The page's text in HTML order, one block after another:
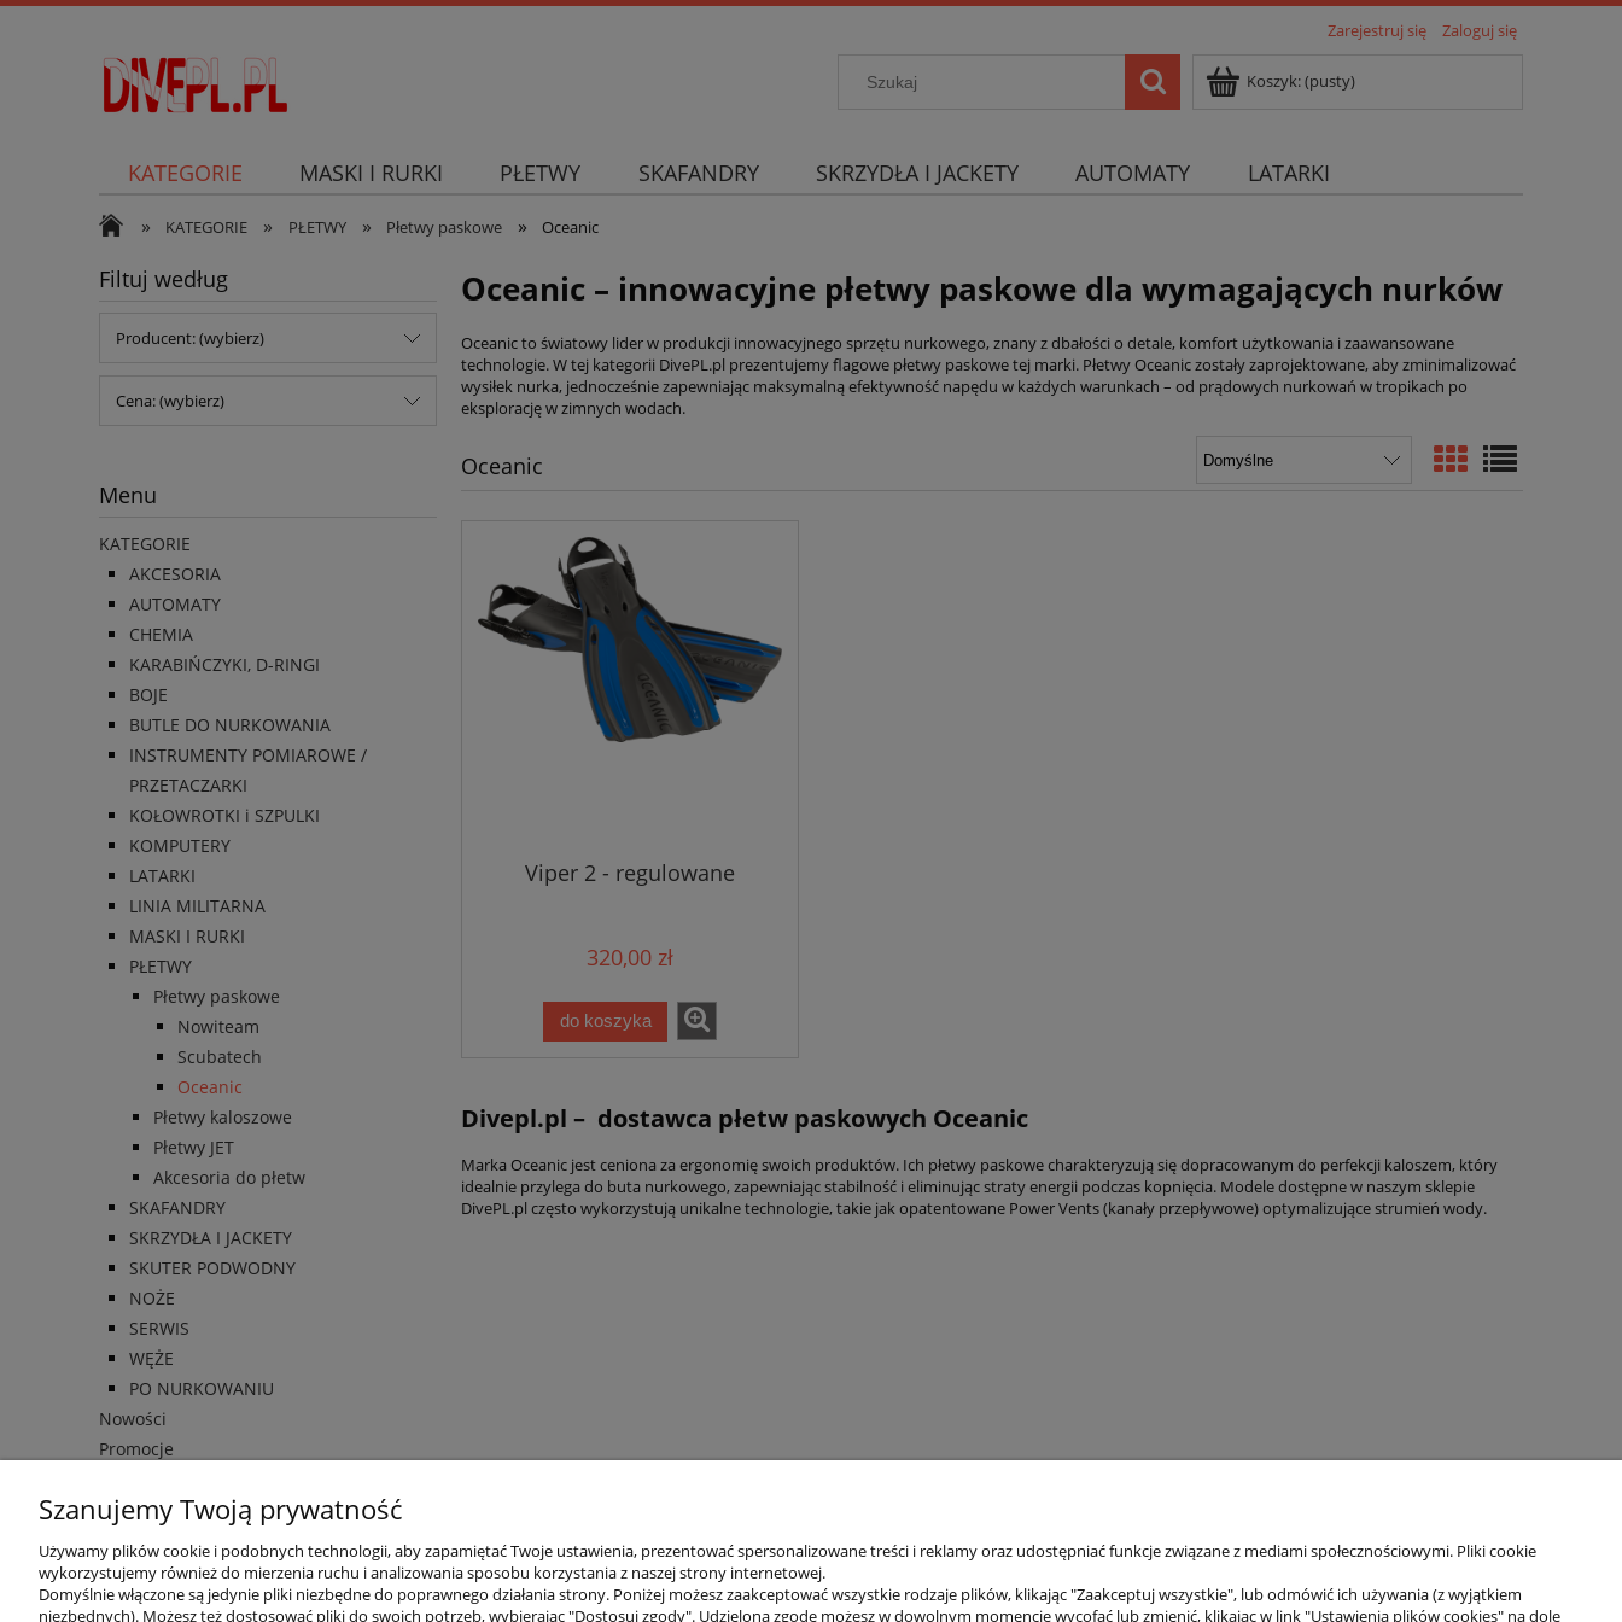
Zarejestruj się Zaloguj się
Koszyk:(pusty)
KATEGORIE MASKI I RURKI PŁETWY SKAFANDRY SKRZYDŁA I JACKETY AUTOMATY
LATARKI
SKUTER PODWODNY
» KATEGORIE » PŁETWY » Płetwy paskowe » Oceanic
Filtuj według
Producent: (wybierz)
Cena: (wybierz)
Menu
KATEGORIE
AKCESORIA
AUTOMATY
CHEMIA
KARABIŃCZYKI, D-RINGI
BOJE
BUTLE DO NURKOWANIA
INSTRUMENTY POMIAROWE /
PRZETACZARKI
KOŁOWROTKI i SZPULKI
KOMPUTERY
LATARKI
LINIA MILITARNA
MASKI I RURKI
PŁETWY
Płetwy paskowe
Nowiteam
Scubatech
Oceanic
Płetwy kaloszowe
Płetwy JET
Akcesoria do płetw
SKAFANDRY
SKRZYDŁA I JACKETY
SKUTER PODWODNY
NOŻE
SERWIS
WĘŻE
PO NURKOWANIU
Nowości
Promocje
Oceanic – innowacyjne płetwy paskowe dla wymagających nurków
Oceanic to światowy lider w produkcji innowacyjnego sprzętu nurkowego, znany z dbałości o detale, komfort użytkowania i zaawansowane
technologie. W tej kategorii DivePL.pl prezentujemy flagowe płetwy paskowe tej marki. Płetwy Oceanic zostały zaprojektowane, aby zminimalizować
wysiłek nurka, jednocześnie zapewniając maksymalną efektywność napędu w każdych warunkach – od prądowych nurkowań w tropikach po
eksplorację w zimnych wodach.
Oceanic
Viper 2 - regulowane
320,00 zł
do koszyka
Divepl.pl – dostawca płetw paskowych Oceanic
Marka Oceanic jest ceniona za ergonomię swoich produktów. Ich płetwy paskowe charakteryzują się dopracowanym do perfekcji kaloszem, który
idealnie przylega do buta nurkowego, zapewniając stabilność i eliminując straty energii podczas kopnięcia. Modele dostępne w naszym sklepie
DivePL.pl często wykorzystują unikalne technologie, takie jak opatentowane Power Vents (kanały przepływowe) optymalizujące strumień wody.
Szanujemy Twoją prywatność
Używamy plików cookie i podobnych technologii, aby zapamiętać Twoje ustawienia, prezentować spersonalizowane treści i reklamy oraz udostępniać funkcje związane z mediami społecznościowymi. Pliki cookie
wykorzystujemy również do mierzenia ruchu i analizowania sposobu korzystania z naszej strony internetowej.
Domyślnie włączone są jedynie pliki niezbędne do poprawnego działania strony. Poniżej możesz zaakceptować wszystkie rodzaje plików, klikając "Zaakceptuj wszystkie", lub odmówić ich używania (z wyjątkiem
niezbędnych). Możesz też dostosować pliki do swoich potrzeb, wybierając "Dostosuj zgody". Udzieloną zgodę możesz w dowolnym momencie wycofać lub zmienić, klikając w link "Ustawienia plików cookies" na dole